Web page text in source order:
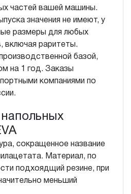
частей вашей машины.
значения не имеют, у
размеры для любых
включая раритеты.
базой,
на 1 год. Заказы
компаниями по
сокращенное название
Материал, по
подхоядщий резине, при
меньший